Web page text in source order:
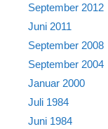
September 2012
Juni 2011
September 2008
September 2004
Januar 2000
Juli 1984
Juni 1984